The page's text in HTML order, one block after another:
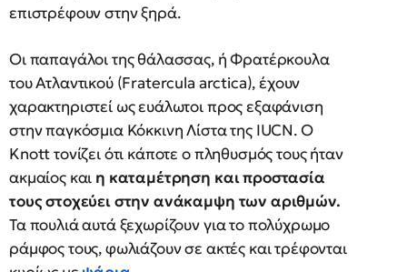
επιστρέφουν στην ξηρά.
Οι παπαγάλοι της θάλασσας, ή Φρατέρκουλα
του Ατλαντικού (Fratercula arctica), έχουν
χαρακτηριστεί ως ευάλωτοι προς εξαφάνιση
στην παγκόσμια Κόκκινη Λίστα της IUCN. Ο
Knott τονίζει ότι κάποτε ο πληθυσμός τους ήταν
ακμαίος και η καταμέτρηση και προστασία
τους στοχεύει στην ανάκαμψη των αριθμών.
Τα πουλιά αυτά ξεχωρίζουν για το πολύχρωμο
ράμφος τους, φωλιάζουν σε ακτές και τρέφονται